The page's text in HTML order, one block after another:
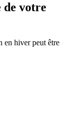
de votre
en hiver peut être